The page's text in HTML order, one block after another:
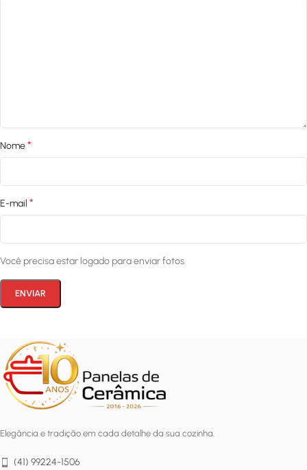
Nome*
E-mail *
Você precisa estar logado para enviar fotos.
Elegância e tradição em cada detalhe da sua cozinha.
(41) 99224-1506